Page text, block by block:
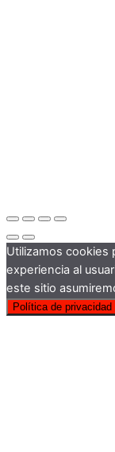
Utilizamos cookies
experiencia al
este sitio
Política de privacidad